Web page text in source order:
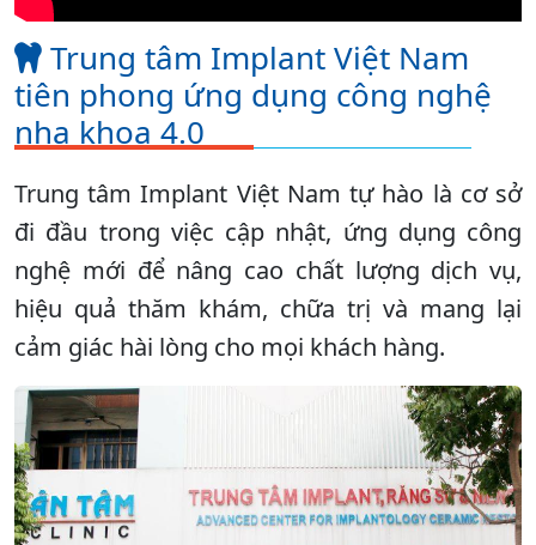
Trung tâm Implant Việt Nam
tiên phong ứng dụng công nghệ
nha khoa 4.0
Trung tâm Implant Việt Nam tự hào là cơ sở
đi đầu trong việc cập nhật, ứng dụng công
nghệ mới để nâng cao chất lượng dịch vụ,
hiệu quả thăm khám, chữa trị và mang lại
cảm giác hài lòng cho mọi khách hàng.